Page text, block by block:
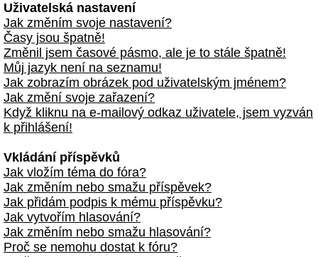
Uživatelská nastavení
Jak změním svoje nastavení?
Časy jsou špatně!
Změnil jsem časové pásmo, ale je to stále špatně!
Můj jazyk není na seznamu!
Jak zobrazím obrázek pod uživatelským jménem?
Jak změní svoje zařazení?
Když kliknu na e-mailový odkaz uživatele, jsem vyzván
k přihlášení!
Vkládání příspěvků
Jak vložím téma do fóra?
Jak změním nebo smažu příspěvek?
Jak přidám podpis k mému příspěvku?
Jak vytvořím hlasování?
Jak změním nebo smažu hlasování?
Proč se nemohu dostat k fóru?